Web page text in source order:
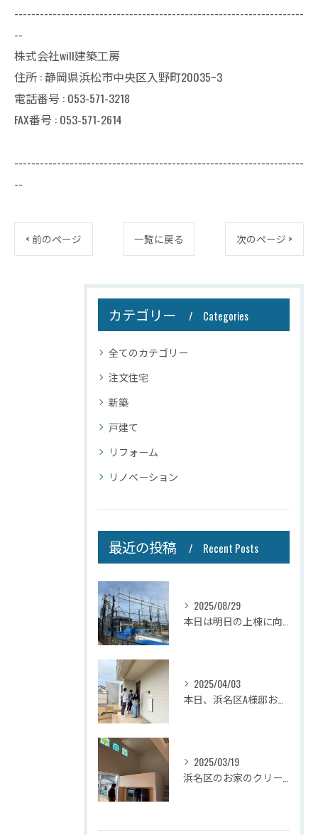
--------------------------------------------------------------------
--
株式会社will建築工房
住所 : 静岡県浜松市中央区入野町20035ｰ3
電話番号 : 053-571-3218
FAX番号 : 053-571-2614
--------------------------------------------------------------------
--
< 前のページ 一覧に戻る 次のページ >
カテゴリー Categories
全てのカテゴリー
注文住宅
新築
戸建て
リフォーム
リノベーション
最近の投稿 Recent Posts
2025/08/29
2025/04/03
2025/03/19